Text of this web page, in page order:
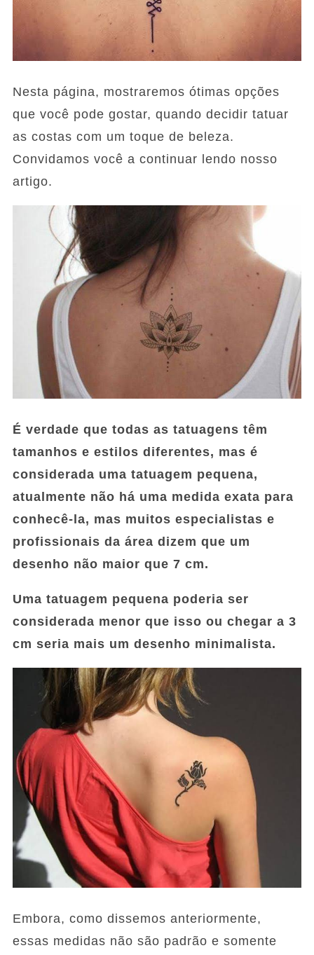
Nesta página, mostraremos ótimas opções
que você pode gostar, quando decidir tatuar
as costas com um toque de beleza.
Convidamos você a continuar lendo nosso
artigo.
É verdade que todas as tatuagens têm
tamanhos e estilos diferentes, mas é
considerada uma tatuagem pequena,
atualmente não há uma medida exata para
conhecê-la, mas muitos especialistas e
profissionais da área dizem que um
desenho não maior que 7 cm.
Uma tatuagem pequena poderia ser
considerada menor que isso ou chegar a 3
cm seria mais um desenho minimalista.
Embora, como dissemos anteriormente,
essas medidas não são padrão e somente